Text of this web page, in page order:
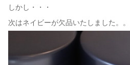
しかし・・・
次はネイビーが欠品いたしました。。